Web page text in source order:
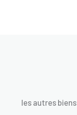
les autres